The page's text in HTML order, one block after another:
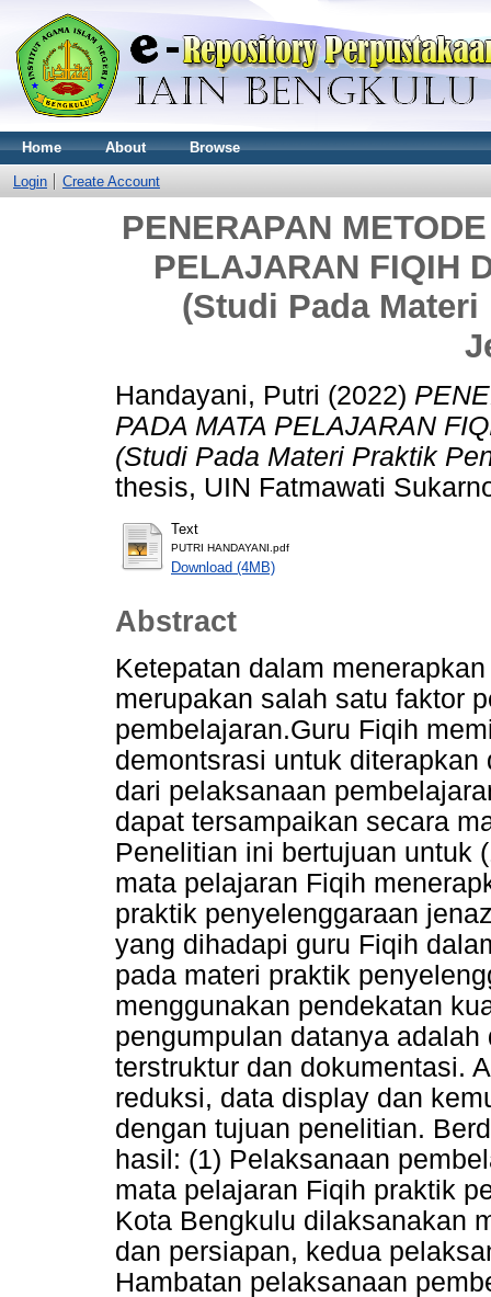
Home About Browse
Login Create Account
PENERAPAN
PELAJARAN FIQIH
(Studi Pada
Handayani, Putri (2022)
PADA MATA PELAJARAN
(Studi Pada Materi Praktik
thesis, UIN Fatmawati
Text
PUTRI HANDAYANI.pdf
Download (4MB)
Abstract
Ketepatan dalam
merupakan salah satu faktor
pembelajaran.Guru Fiqih
demontsrasi untuk
dari pelaksanaan
dapat tersampaikan secara
Penelitian ini bertujuan untuk
mata pelajaran Fiqih
praktik penyelenggaraan
yang dihadapi guru Fiqih
pada materi praktik
menggunakan pendekatan
pengumpulan datanya
terstruktur dan dokumentasi.
reduksi, data display dan
dengan tujuan penelitian.
hasil: (1) Pelaksanaan
mata pelajaran Fiqih praktik
Kota Bengkulu dilaksanakan
dan persiapan, kedua
Hambatan pelaksanaan